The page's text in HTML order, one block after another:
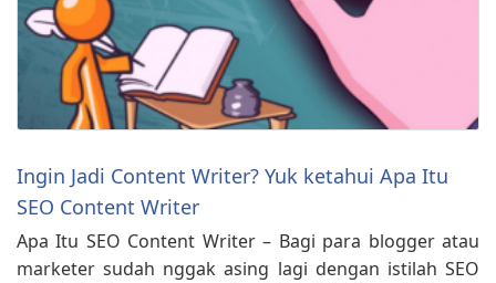
Ingin Jadi Content Writer? Yuk ketahui Apa Itu
SEO Content Writer
Apa Itu SEO Content Writer – Bagi para blogger atau
marketer sudah nggak asing lagi dengan istilah SEO